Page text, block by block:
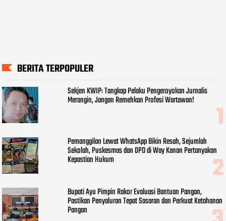
BERITA TERPOPULER
Sekjen KWIP: Tangkap Pelaku Pengeroyokan Jurnalis
Merangin, Jangan Remehkan Profesi Wartawan!
Pemanggilan Lewat WhatsApp Bikin Resah, Sejumlah
Sekolah, Puskesmas dan OPD di Way Kanan Pertanyakan
Kepastian Hukum
Bupati Ayu Pimpin Rakor Evaluasi Bantuan Pangan,
Pastikan Penyaluran Tepat Sasaran dan Perkuat Ketahanan
Pangan